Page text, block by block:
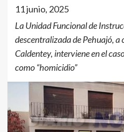
11 junio, 2025
La Unidad Funcional de
descentralizada de Pehuajó,
Caldentey, interviene en el
como “homicidio”